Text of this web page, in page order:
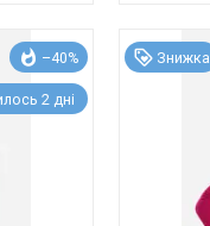
–40%
2 дні
Знижка